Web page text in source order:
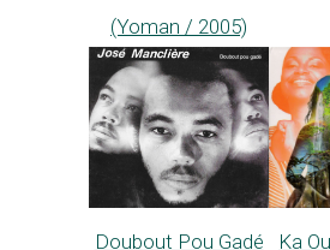
(Yoman / 2005)
Doubout Pou Gadé
Ka